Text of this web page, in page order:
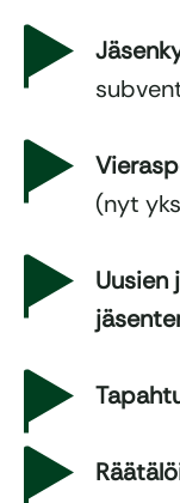
(nyt
Uusien